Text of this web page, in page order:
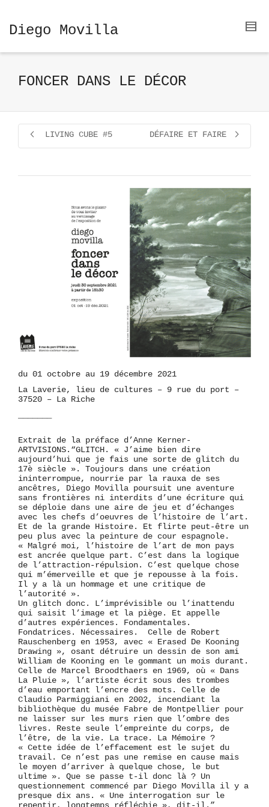
Diego Movilla
FONCER DANS LE DÉCOR
LIVING CUBE #5 DÉFAIRE ET FAIRE
du 01 octobre au 19 décembre 2021
La Laverie, lieu de cultures – 9 rue du port –
37520 – La Riche
Extrait de la préface d’Anne Kerner-
ARTVISIONS. “GLITCH. « J’aime bien dire
aujourd’hui que je fais une sorte de glitch du
17è siècle ». Toujours dans une création
ininterrompue, nourrie par la rauxa de ses
ancêtres, Diego Movilla poursuit une aventure
sans frontières ni interdits d’une écriture qui
se déploie dans une aire de jeu et d’échanges
avec les chefs d’oeuvres de l’histoire de l’art.
Et de la grande Histoire. Et flirte peut-être un
peu plus avec la peinture de cour espagnole.
« Malgré moi, l’histoire de l’art de mon pays
est ancrée quelque part. C’est dans la logique
de l’attraction-répulsion. C’est quelque chose
qui m’émerveille et que je repousse à la fois.
Il y a là un hommage et une critique de
l’autorité ».
Un glitch donc. L’imprévisible ou l’inattendu
qui saisit l’image et la piège. Et appelle
d’autres expériences. Fondamentales.
Fondatrices. Nécessaires. Celle de Robert
Rauschenberg en 1953, avec « Erased De Kooning
Drawing », osant détruire un dessin de son ami
William de Kooning en le gommant un mois durant.
Celle de Marcel Broodthaers en 1969, où « Dans
La Pluie », l’artiste écrit sous des trombes
d’eau emportant l’encre des mots. Celle de
Claudio Parmiggiani en 2002, incendiant la
bibliothèque du musée Fabre de Montpellier pour
ne laisser sur les murs rien que l’ombre des
livres. Reste seule l’empreinte du corps, de
l’être, de la vie. La trace. La Mémoire ?
« Cette idée de l’effacement est le sujet du
travail. Ce n’est pas une remise en cause mais
le moyen d’arriver à quelque chose, le but
ultime ». Que se passe t-il donc là ? Un
questionnement commencé par Diego Movilla il y a
presque dix ans. « Une interrogation sur le